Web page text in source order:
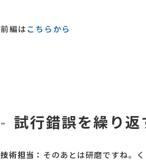
前編は こちらから
試行錯誤を繰り返
技術担当： そのあとは研磨ですね。